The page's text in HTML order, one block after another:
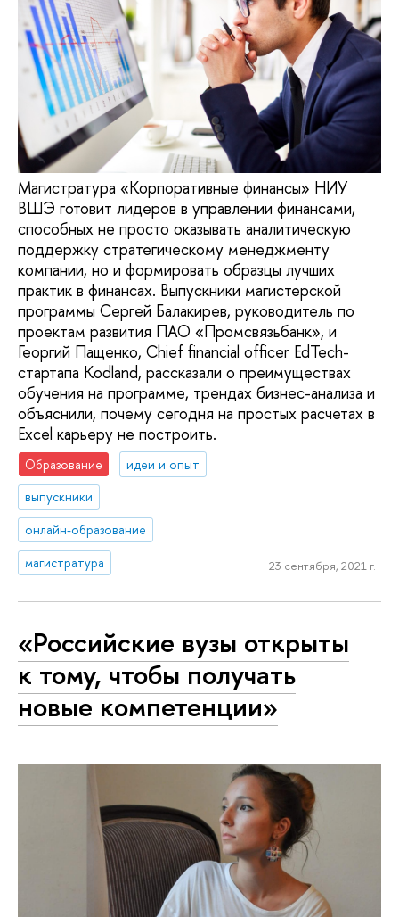
Магистратура «Корпоративные финансы» НИУ
ВШЭ готовит лидеров в управлении финансами,
способных не просто оказывать аналитическую
поддержку стратегическому менеджменту
компании, но и формировать образцы лучших
практик в финансах. Выпускники магистерской
программы Сергей Балакирев, руководитель по
проектам развития ПАО «Промсвязьбанк», и
Георгий Пащенко, Chief financial officer EdTech-
стартапа Kodland, рассказали о преимуществах
обучения на программе, трендах бизнес-анализа и
объяснили, почему сегодня на простых расчетах в
Excel карьеру не построить.
Образование
идеи и опыт
выпускники
онлайн-образование
магистратура
23 сентября, 2021 г.
«Российские вузы открыты
к тому, чтобы получать
новые компетенции»